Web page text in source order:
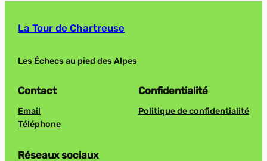
La Tour de Chartreuse
Les Échecs au pied des Alpes
Contact
Email
Téléphone
Confidentialité
Politique de confidentialité
Réseaux sociaux